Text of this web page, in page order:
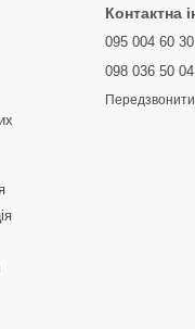
Контактна
095 004 60 30
098 036 50 04